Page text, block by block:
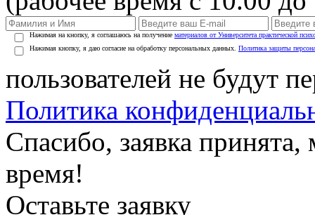
Нажимая на кнопку, я соглашаюсь на получение материалов от Университета практической
Нажимая кнопку, я даю согласие на обработку персональных данных. Политика защиты
пользователей не будут
Политика
Спасибо, заявка
время!
Оставьте заявку